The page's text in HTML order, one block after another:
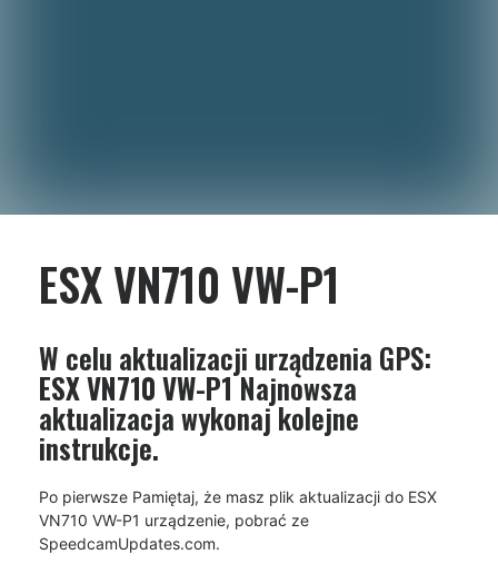
ESX VN710 VW-P1
W celu aktualizacji urządzenia GPS:
ESX VN710 VW-P1Najnowsza
aktualizacja wykonaj kolejne
instrukcje.
Po pierwsze Pamiętaj, że masz plik aktualizacji do ESX
VN710 VW-P1 urządzenie, pobrać ze
SpeedcamUpdates.com.